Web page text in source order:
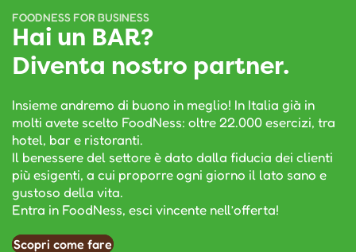
FOODNESS FOR BUSINESS
Hai un BAR?
Diventa nostro partner.
Insieme andremo di buono in meglio! In Italia già in
molti avete scelto FoodNess: oltre 22.000 esercizi, tra
hotel, bar e ristoranti.
Il benessere del settore è dato dalla fiducia dei clienti
più esigenti, a cui proporre ogni giorno il lato sano e
gustoso della vita.
Entra in FoodNess, esci vincente nell’offerta!
Scopri come fare